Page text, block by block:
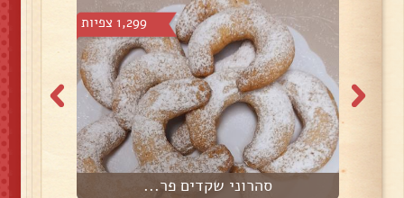
1,299 צפיות
סהרוני שקדים פר...